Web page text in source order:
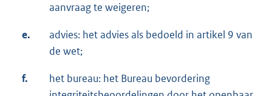
aanvraag te weigeren;
e.
advies: het advies als bedoeld in artikel 9 van
de wet;
f.
het bureau: het Bureau bevordering